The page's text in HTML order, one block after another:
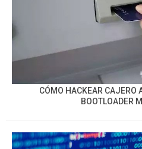
CÓMO HACKEAR CAJERO
BOOTLOADER